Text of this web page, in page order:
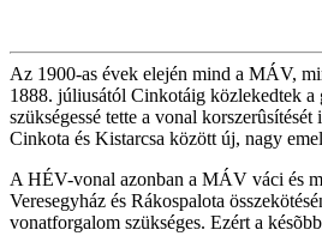
Az 1900-as évek elején mind a MÁV,
1888. júliusától Cinkotáig közlekedtek a
szükségessé tette a vonal
Cinkota és Kistarcsa között új, nagy
A HÉV-vonal azonban a MÁV váci és
Veresegyház és Rákospalota
vonatforgalom szükséges. Ezért a